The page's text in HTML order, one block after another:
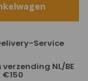
Service
NL/BE